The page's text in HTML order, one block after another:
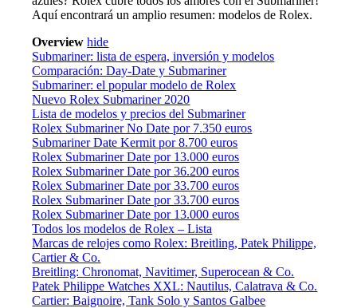
Aquí encontrará un amplio resumen:modelos de Rolex.
Overview hide
Submariner: lista de espera, inversión y modelos
Comparación: Day-Date y Submariner
Submariner: el popular modelo de Rolex
Nuevo Rolex Submariner 2020
Lista de modelos y precios del Submariner
Rolex Submariner No Date por 7.350 euros
Submariner Date Kermit por 8.700 euros
Rolex Submariner Date por 13.000 euros
Rolex Submariner Date por 36.200 euros
Rolex Submariner Date por 33.700 euros
Rolex Submariner Date por 33.700 euros
Rolex Submariner Date por 13.000 euros
Todos los modelos de Rolex – Lista
Marcas de relojes como Rolex: Breitling, Patek Philippe,
Cartier & Co.
Breitling: Chronomat, Navitimer, Superocean & Co.
Patek Philippe Watches XXL: Nautilus, Calatrava & Co.
Cartier: Baignoire, Tank Solo y Santos Galbee